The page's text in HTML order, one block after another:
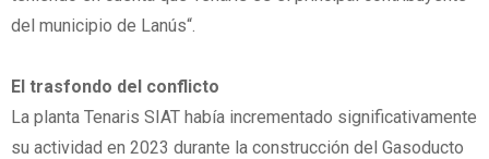
del municipio de Lanús“.
El trasfondo del conflicto
La planta Tenaris SIAT había incrementado significativamente
su actividad en 2023 durante la construcción del Gasoducto